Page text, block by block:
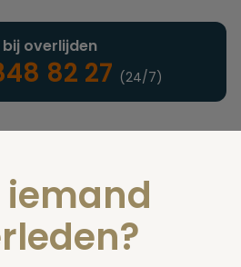
bij overlijden
82 27 (24/7)
iemand